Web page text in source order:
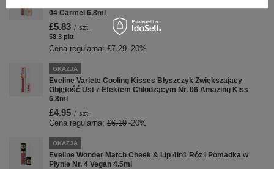
04 Carmel 6,8ml
£5.83 / szt.
58.3 pkt
Cena regularna: £7.29 -20%
OKAZJA
Eveline Variete Cooling Kisses Błyszczyk Zwiększający
Objętość Ust z Efektem Chłodzącym Nr. 06 Amazing Kiss
6.8ml
£4.95 / szt.
Cena regularna: £6.19 -20%
OKAZJA
Eveline Wonder Match Cheek & Lip 4in1 Róż i Pomadka w
Płynie Nr. 4 Vegan 4.5ml